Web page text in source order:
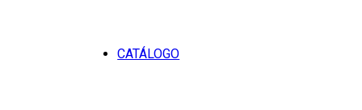
CATÁLOGO